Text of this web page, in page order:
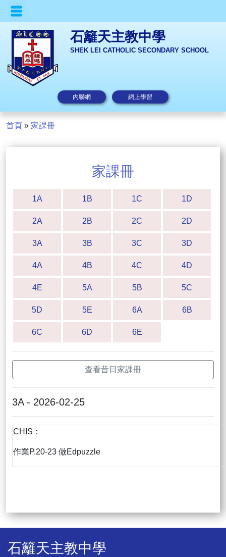
石籬天主教中學
SHEK LEI CATHOLIC SECONDARY SCHOOL
內聯網 網上學習
首頁 » 家課冊
家課冊
1A 1B 1C 1D
2A 2B 2C 2D
3A 3B 3C 3D
4A 4B 4C 4D
4E 5A 5B 5C
5D 5E 6A 6B
6C 6D 6E
查看昔日家課冊
3A - 2026-02-25
CHIS：
作業P.20-23 做Edpuzzle
石籬天主教中學